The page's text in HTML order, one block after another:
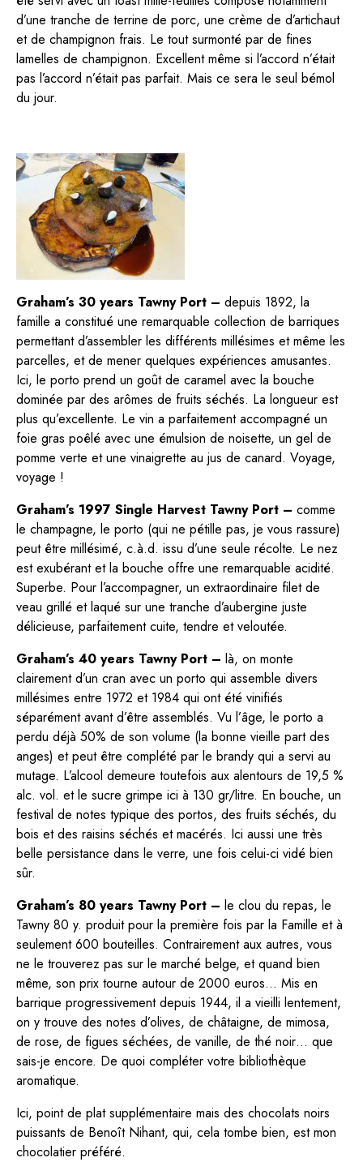
d’une tranche de terrine de porc, une crème de d’artichaut
et de champignon frais. Le tout surmonté par de fines
lamelles de champignon. Excellent même si l’accord n’était
pas l’accord n’était pas parfait. Mais ce sera le seul bémol
du jour.
Graham’s 30 years Tawny Port – depuis 1892, la
famille a constitué une remarquable collection de barriques
permettant d’assembler les différents millésimes et même les
parcelles, et de mener quelques expériences amusantes.
Ici, le porto prend un goût de caramel avec la bouche
dominée par des arômes de fruits séchés. La longueur est
plus qu’excellente. Le vin a parfaitement accompagné un
foie gras poêlé avec une émulsion de noisette, un gel de
pomme verte et une vinaigrette au jus de canard. Voyage,
voyage !
Graham’s 1997 Single Harvest Tawny Port – comme
le champagne, le porto (qui ne pétille pas, je vous rassure)
peut être millésimé, c.à.d. issu d’une seule récolte. Le nez
est exubérant et la bouche offre une remarquable acidité.
Superbe. Pour l’accompagner, un extraordinaire filet de
veau grillé et laqué sur une tranche d’aubergine juste
délicieuse, parfaitement cuite, tendre et veloutée.
Graham’s 40 years Tawny Port – là, on monte
clairement d’un cran avec un porto qui assemble divers
millésimes entre 1972 et 1984 qui ont été vinifiés
séparément avant d’être assemblés. Vu l’âge, le porto a
perdu déjà 50% de son volume (la bonne vieille part des
anges) et peut être complété par le brandy qui a servi au
mutage. L’alcool demeure toutefois aux alentours de 19,5 %
alc. vol. et le sucre grimpe ici à 130 gr/litre. En bouche, un
festival de notes typique des portos, des fruits séchés, du
bois et des raisins séchés et macérés. Ici aussi une très
belle persistance dans le verre, une fois celui-ci vidé bien
sûr.
Graham’s 80 years Tawny Port – le clou du repas, le
Tawny 80 y. produit pour la première fois par la Famille et à
seulement 600 bouteilles. Contrairement aux autres, vous
ne le trouverez pas sur le marché belge, et quand bien
même, son prix tourne autour de 2000 euros… Mis en
barrique progressivement depuis 1944, il a vieilli lentement,
on y trouve des notes d’olives, de châtaigne, de mimosa,
de rose, de figues séchées, de vanille, de thé noir… que
sais-je encore. De quoi compléter votre bibliothèque
aromatique.
Ici, point de plat supplémentaire mais des chocolats noirs
puissants de Benoît Nihant, qui, cela tombe bien, est mon
chocolatier préféré.